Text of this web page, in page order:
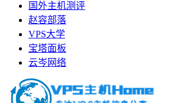
国外主机测评
赵容部落
VPS大学
宝塔面板
云岑网络